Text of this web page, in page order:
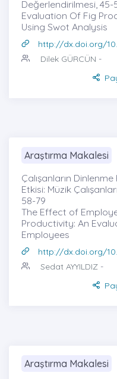
Değerlendirilmesi, 45-
Evaluation Of Fig
Using Swot Analysis
http://dx.doi.org/
Dilek GÜRCÜN -
Araştırma Makalesi
Çalışanların
Etkisi: Müzik
58-79
The Effect of
Productivity: An
Employees
http://dx.doi.org/
Sedat AYYILDIZ -
Araştırma Makalesi